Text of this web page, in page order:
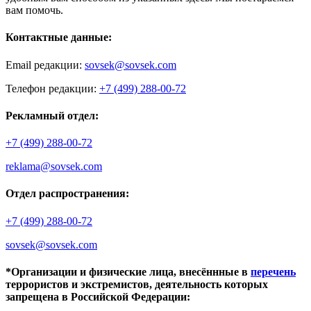
вам помочь.
Контактные данные:
Email редакции: sovsek@sovsek.com
Телефон редакции: +7 (499) 288-00-72
Рекламный отдел:
+7 (499) 288-00-72
reklama@sovsek.com
Отдел распространения:
+7 (499) 288-00-72
sovsek@sovsek.com
*Организации и физические лица, внесённные в перечень
террористов и экстремистов, деятельность которых
запрещена в Российской Федерации: